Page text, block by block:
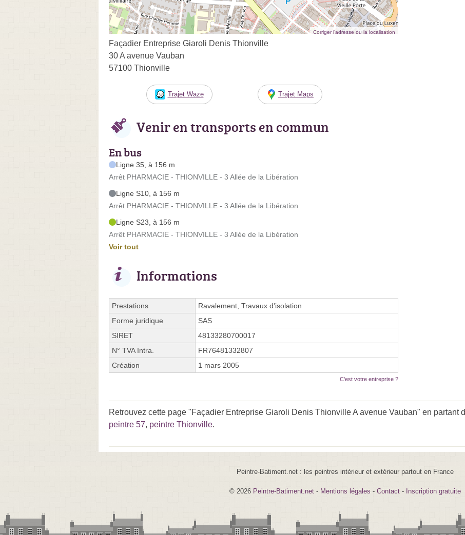
Corriger l’adresse ou la localisation
Façadier Entreprise Giaroli Denis Thionville
30 A avenue Vauban
57100 Thionville
Trajet Waze Trajet Maps
Venir en transports en commun
En bus
Ligne 35, à 156 m
Arrêt PHARMACIE - THIONVILLE - 3 Allée de la Libération
Ligne S10, à 156 m
Arrêt PHARMACIE - THIONVILLE - 3 Allée de la Libération
Ligne S23, à 156 m
Arrêt PHARMACIE - THIONVILLE - 3 Allée de la Libération
Voir tout
Informations
Prestations
Ravalement, Travaux d'isolation
Forme juridique
SAS
SIRET
48133280700017
N° TVA Intra.
FR76481332807
Création
1 mars 2005
C'est votre entreprise ?
Retrouvez cette page "Façadier Entreprise Giaroli Denis Thionville A avenue Vauban" en partant
peintre 57, peintre Thionville.
Peintre-Batiment.net : les peintres intérieur et extérieur partout en France
© 2026 Peintre-Batiment.net - Mentions légales - Contact- Inscription gratuite